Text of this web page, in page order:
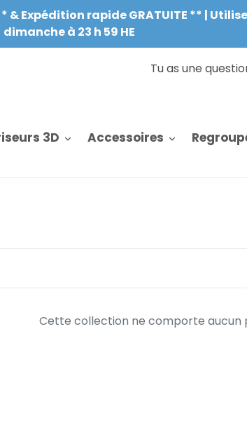
& Expédition rapide GRATUITE ** |
dimanche à 23 h 59 HE
Tu as une
3D Accessoires
Cette collection ne comporte aucun